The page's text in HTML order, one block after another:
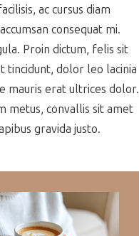
ac cursus diam
consequat mi.
Proin dictum, felis sit
tincidunt, dolor leo lacinia
mauris erat ultrices dolor.
metus, convallis sit amet
gravida justo.